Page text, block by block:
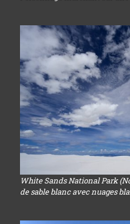
White Sands National Park
de sable blanc avec nuages